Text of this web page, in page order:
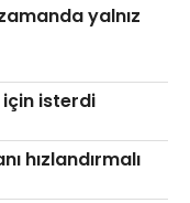
yalnız
için isterdi
hızlandırmalı